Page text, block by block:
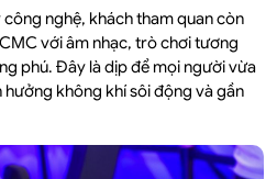
nghệ, khách tham quan còn
với âm nhạc, trò chơi tương
phú. Đây là dịp để mọi người vừa
không khí sôi động và gần